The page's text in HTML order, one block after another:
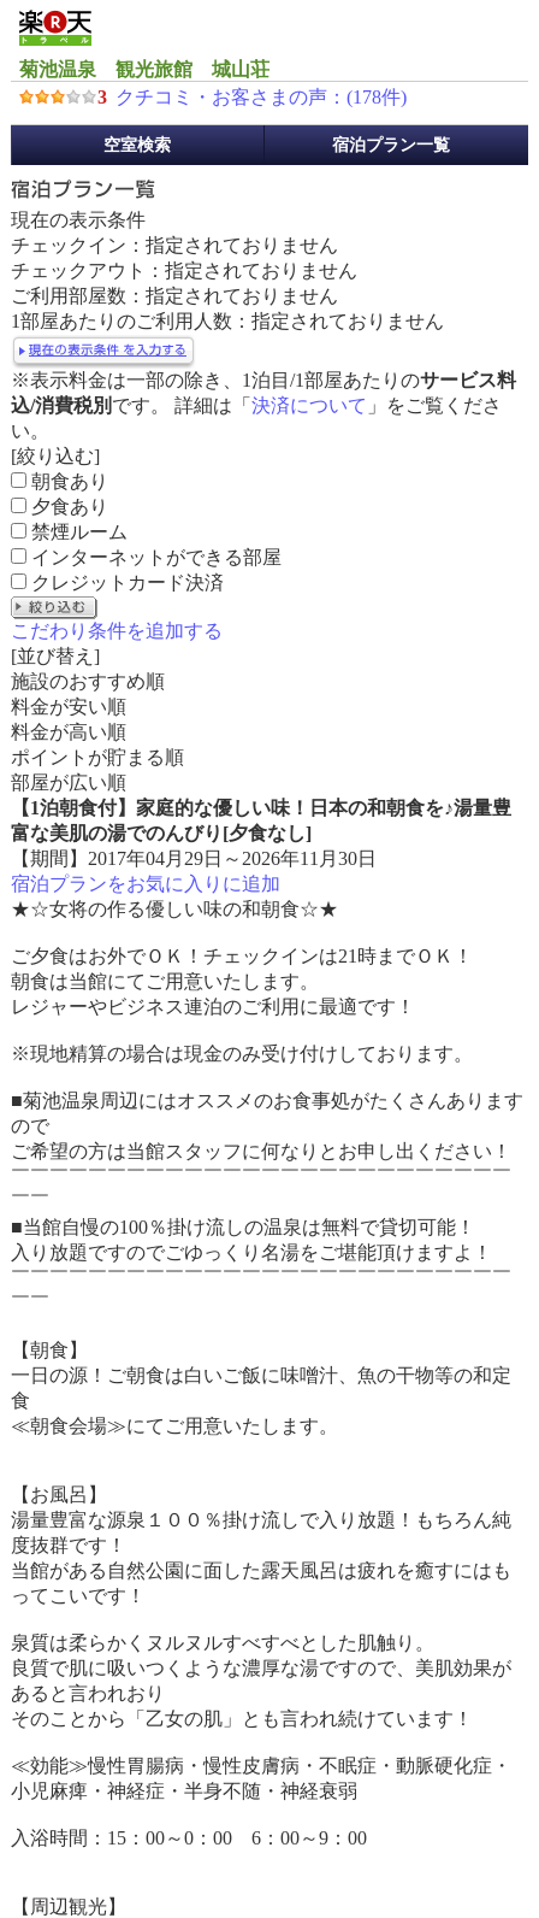
菊池温泉 観光旅館 城山荘
3 クチコミ・お客さまの声：(178件)
約
メ
ニ
ュ
ー
空室検索 宿泊プラン一覧
現在の表示条件
チェックイン：指定されておりません
チェックアウト：指定されておりません
ご利用部屋数：指定されておりません
1部屋あたりのご利用人数：指定されておりません
※表示料金は一部の除き、1泊目/1部屋あたりのサービス料
込/消費税別 です。 詳細は「 決済について 」をご覧くださ
い。
[絞り込む]
朝食あり
夕食あり
禁煙ルーム
インターネットができる部屋
クレジットカード決済
こだわり条件を追加する
[並び替え]
施設のおすすめ順
料金が安い順
料金が高い順
ポイントが貯まる順
部屋が広い順
【1泊朝食付】家庭的な優しい味！日本の和朝食を♪湯量豊
富な美肌の湯でのんびり[夕食なし]
【期間】2017年04月29日～2026年11月30日
宿泊プランをお気に入りに追加
★☆女将の作る優しい味の和朝食☆★
ご夕食はお外でＯＫ！チェックインは21時までＯＫ！
朝食は当館にてご用意いたします。
レジャーやビジネス連泊のご利用に最適です！
※現地精算の場合は現金のみ受け付けしております。
■菊池温泉周辺にはオススメのお食事処がたくさんあります
ので
ご希望の方は当館スタッフに何なりとお申し出ください！
￣￣￣￣￣￣￣￣￣￣￣￣￣￣￣￣￣￣￣￣￣￣￣￣￣￣
￣￣
■当館自慢の100％掛け流しの温泉は無料で貸切可能！
入り放題ですのでごゆっくり名湯をご堪能頂けますよ！
￣￣￣￣￣￣￣￣￣￣￣￣￣￣￣￣￣￣￣￣￣￣￣￣￣￣
￣￣
【朝食】
一日の源！ご朝食は白いご飯に味噌汁、魚の干物等の和定
食
≪朝食会場≫にてご用意いたします。
【お風呂】
湯量豊富な源泉１００％掛け流しで入り放題！もちろん純
度抜群です！
当館がある自然公園に面した露天風呂は疲れを癒すにはも
ってこいです！
泉質は柔らかくヌルヌルすべすべとした肌触り。
良質で肌に吸いつくような濃厚な湯ですので、美肌効果が
あると言われおり
そのことから「乙女の肌」とも言われ続けています！
≪効能≫慢性胃腸病・慢性皮膚病・不眠症・動脈硬化症・
小児麻痺・神経症・半身不随・神経衰弱
入浴時間：15：00～0：00 6：00～9：00
【周辺観光】